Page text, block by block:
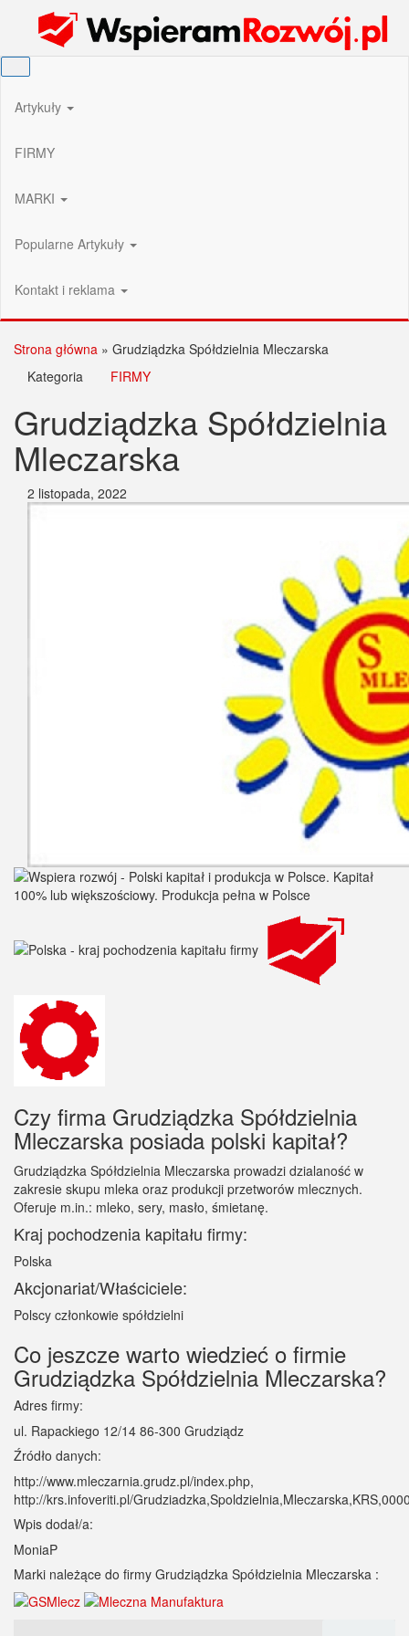
Wspieram Rozwój PL
Artykuły
FIRMY
MARKI
Popularne Artykuły
Kontakt i reklama
Strona główna » Grudziądzka Spółdzielnia Mleczarska
Kategoria
FIRMY
Grudziądzka Spółdzielnia
Mleczarska
2 listopada, 2022
Czy firma Grudziądzka Spółdzielnia
Mleczarska posiada polski kapitał?
Grudziądzka Spółdzielnia Mleczarska prowadzi dzialaność w
zakresie skupu mleka oraz produkcji przetworów mlecznych.
Oferuje m.in.: mleko, sery, masło, śmietanę.
Kraj pochodzenia kapitału firmy:
Polska
Akcjonariat/Właściciele:
Polscy członkowie spółdzielni
Co jeszcze warto wiedzieć o firmie
Grudziądzka Spółdzielnia Mleczarska?
Adres firmy:
ul. Rapackiego 12/14 86-300 Grudziądz
Źródło danych:
http://www.mleczarnia.grudz.pl/index.php,
http://krs.infoveriti.pl/
Wpis dodał/a:
MoniaP
Marki należące do firmy Grudziądzka Spółdzielnia Mleczarska :